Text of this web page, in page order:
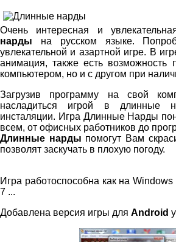
Очень интересная и
нарды на русском языке.
увлекательной и азартной игре. В
анимация, также есть возможность
компьютером, но и с другом при
Загрузив программу на свой
насладиться игрой в длинные
инсталяции. Игра Длинные Нарды
всем, от офисных работников до
Длинные нарды помогут Вам
позволят заскучать в плохую погоду.
Игра работоспособна как на
7 ...
Добавлена версия игры для Android